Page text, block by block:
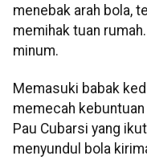
menebak arah bola,
memihak tuan
minum.
Memasuki babak
memecah
Pau Cubarsi yang
menyundul bola